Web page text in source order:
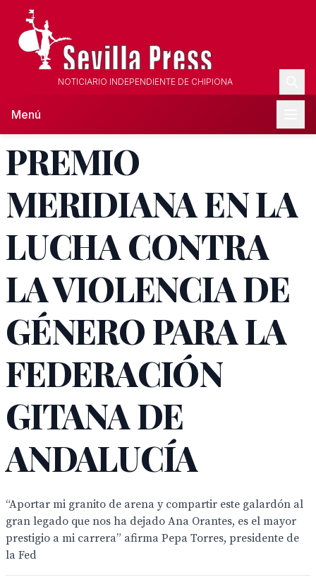
NOTICIARIO INDEPENDIENTE DE CHIPIONA
Menú
PREMIO
MERIDIANA EN LA
LUCHA CONTRA
LA VIOLENCIA DE
GÉNERO PARA LA
FEDERACIÓN
GITANA DE
ANDALUCÍA
“Aportar mi granito de arena y compartir este galardón al
gran legado que nos ha dejado Ana Orantes, es el mayor
prestigio a mi carrera” afirma Pepa Torres, presidente de
la Fed